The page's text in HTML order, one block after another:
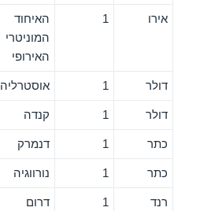
אירו 1
האיחוד
המוניטרי
האירופי
דולר 1 אוסטרליה
דולר 1 קנדה
כתר 1 דנמרק
כתר 1 נורווגיה
רנד 1
דרום